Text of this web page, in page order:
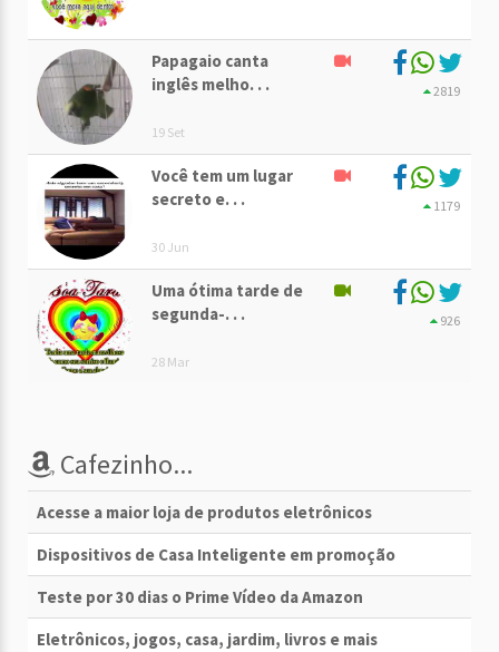
Papagaio canta
inglês melho. . .
19 Set
2819
Você tem um lugar
secreto e. . .
30 Jun
1179
Uma ótima tarde de
segunda-. . .
28 Mar
926
Cafezinho...
Acesse a maior loja de produtos eletrônicos
Dispositivos de Casa Inteligente em promoção
Teste por 30 dias o Prime Vídeo da Amazon
Eletrônicos, jogos, casa, jardim, livros e mais